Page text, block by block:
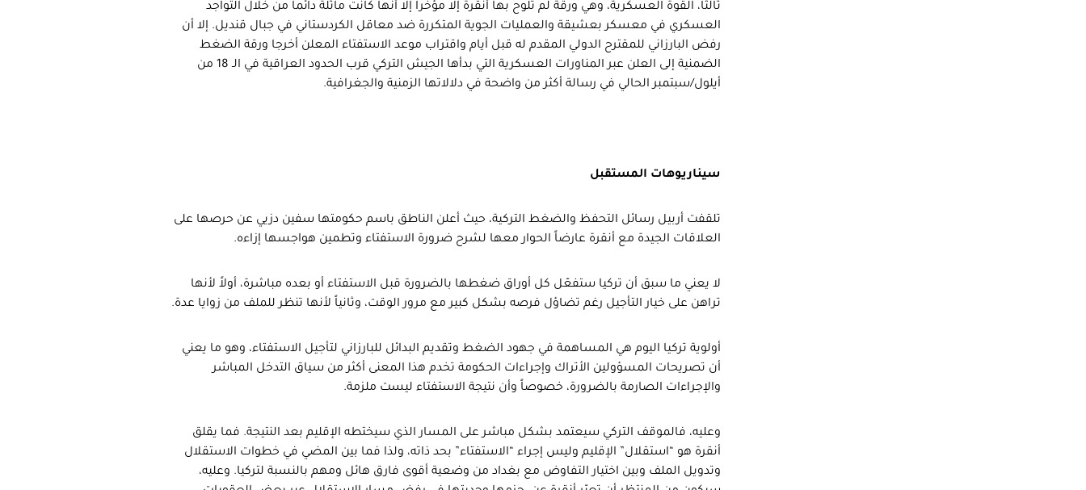
ثالثاً، القوة العسكرية، وهي ورقة لم تلوح بها أنقرة إلا مؤخراً إلا أنها كانت ماثلة دائماً من خلال التواجد
العسكري في معسكر بعشيقة والعمليات الجوية المتكررة ضد معاقل الكردستاني في جبال قنديل. إلا أن
رفض البارزاني للمقترح الدولي المقدم له قبل أيام واقتراب موعد الاستفتاء المعلن أخرجا ورقة الضغط
الضمنية إلى العلن عبر المناورات العسكرية التي بدأها الجيش التركي قرب الحدود العراقية في الـ 18 من
أيلول/سبتمبر الحالي في رسالة أكثر من واضحة في دلالاتها الزمنية والجغرافية.
سيناريوهات المستقبل
تلقفت أربيل رسائل التحفظ والضغط التركية، حيث أعلن الناطق باسم حكومتها سفين دزيي عن حرصها على
العلاقات الجيدة مع أنقرة عارضاً الحوار معها لشرح ضرورة الاستفتاء وتطمين هواجسها إزاءه.
لا يعني ما سبق أن تركيا ستفعّل كل أوراق ضغطها بالضرورة قبل الاستفتاء أو بعده مباشرة، أولاً لأنها
تراهن على خيار التأجيل رغم تضاؤل فرصه بشكل كبير مع مرور الوقت، وثانياً لأنها تنظر للملف من زوايا عدة.
أولوية تركيا اليوم هي المساهمة في جهود الضغط وتقديم البدائل للبارزاني لتأجيل الاستفتاء، وهو ما يعني
أن تصريحات المسؤولين الأتراك وإجراءات الحكومة تخدم هذا المعنى أكثر من سياق التدخل المباشر
والإجراءات الصارمة بالضرورة، خصوصاً وأن نتيجة الاستفتاء ليست ملزمة.
وعليه، فالموقف التركي سيعتمد بشكل مباشر على المسار الذي سيختطه الإقليم بعد النتيجة. فما يقلق
أنقرة هو “استقلال” الإقليم وليس إجراء “الاستفتاء” بحد ذاته، ولذا فما بين المضي في خطوات الاستقلال
وتدويل الملف وبين اختيار التفاوض مع بغداد من وضعية أقوى فارق هائل ومهم بالنسبة لتركيا. وعليه،